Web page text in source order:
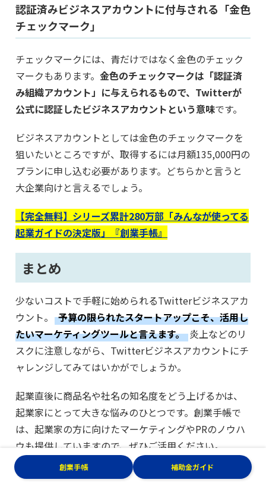
認証済みビジネスアカウントに付与される「金色
チェックマーク」
チェックマークには、青だけではなく金色のチェック
マークもあります。 金色のチェックマークは「認証済
み組織アカウント」に与えられるもので、Twitterが
公式に認証したビジネスアカウントという意味です。
ビジネスアカウントとしては金色のチェックマークを
狙いたいところですが、取得するには月額135,000円の
プランに申し込む必要があります。どちらかと言うと
大企業向けと言えるでしょう。
【完全無料】シリーズ累計280万部「みんなが使ってる
起業ガイドの決定版」『創業手帳』
まとめ
少ないコストで手軽に始められるTwitterビジネスアカ
ウント。
予算の限られたスタートアップこそ、活用し
たいマーケティングツールと言えます。 炎上などのリ
スクに注意しながら、Twitterビジネスアカウントにチ
ャレンジしてみてはいかがでしょうか。
起業直後に商品名や社名の知名度をどう上げるかは、
起業家にとって大きな悩みのひとつです。創業手帳で
は、起業家の方に向けたマーケティングやPRのノウハ
ウも提供していますので、ぜひご活用ください。
（※本記事で紹介しているTwitterの機能や料金などは
創業手帳 補助金ガイド